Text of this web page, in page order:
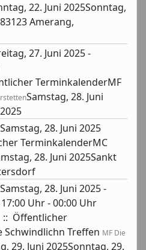
22. Juni 2025Sonntag,
Amerang,
27. Juni 2025 -
TerminkalenderMF
Samstag, 28. Juni
28. Juni 2025
TerminkalenderMC
28. Juni 2025Sankt
28. Juni 2025 -
Uhr - 00:00 Uhr
:: Öffentlicher
Schwindlichn Treffen MF Die
29. Juni 2025Sonntag, 29.